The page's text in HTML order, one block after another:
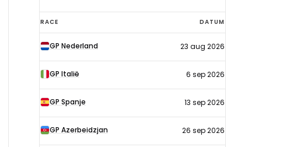
F1-
kalender
2026
RACE DATUM
GP Nederland 23 aug 2026
GP Italië 6 sep 2026
GP Spanje 13 sep 2026
GP Azerbeidzjan 26 sep 2026